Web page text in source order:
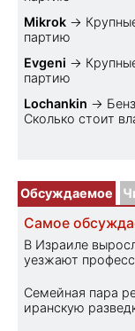
Mikrok →
партию
Evgeni →
партию
Lochankin →
Cколько стоит
Обсуждаемое
Самое
В Израиле
уезжают
Семейная пара
иранскую